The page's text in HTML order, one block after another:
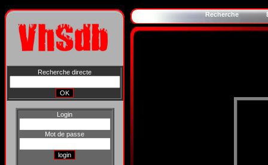
Recherche directe
Login
Mot de passe
Recherche